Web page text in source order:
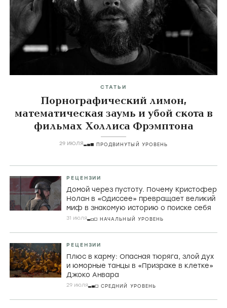
СТАТЬИ
Порнографический лимон,
математическая заумь и убой скота в
фильмах Холлиса Фрэмптона
29 ИЮЛЯ ПРОДВИНУТЫЙ УРОВЕНЬ
РЕЦЕНЗИИ
Домой через пустоту. Почему Кристофер
Нолан в «Одиссее» превращает великий
миф в знакомую историю о поиске себя
31 июля НАЧАЛЬНЫЙ УРОВЕНЬ
РЕЦЕНЗИИ
Плюс в карму: Опасная тюряга, злой дух
и юморные танцы в «Призраке в клетке»
Джоко Анвара
29 июля СРЕДНИЙ УРОВЕНЬ